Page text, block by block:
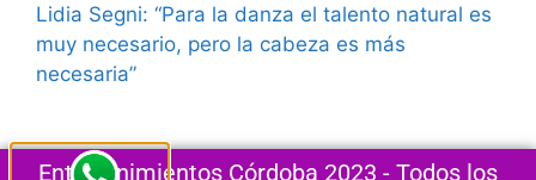
Lidia Segni: “Para la danza el talento natural es
muy necesario, pero la cabeza es más
necesaria”
Entretenimientos Córdoba 2023 - Todos los